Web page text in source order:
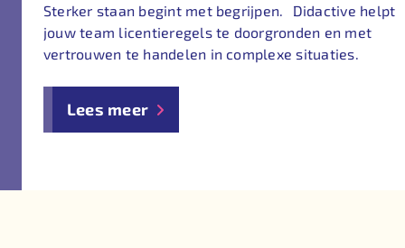
Sterker staan begint met begrijpen. Didactive helpt
jouw team licentieregels te doorgronden en met
vertrouwen te handelen in complexe situaties.
Lees meer